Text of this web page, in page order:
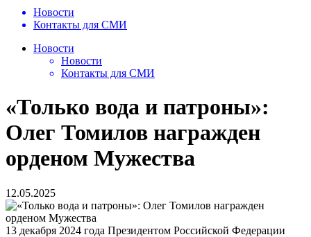
Новости
Контакты для СМИ
Новости
Новости
Контакты для СМИ
«Только вода и патроны»:
Олег Томилов награжден
орденом Мужества
12.05.2025
13 декабря 2024 года Президентом Российской Федерации